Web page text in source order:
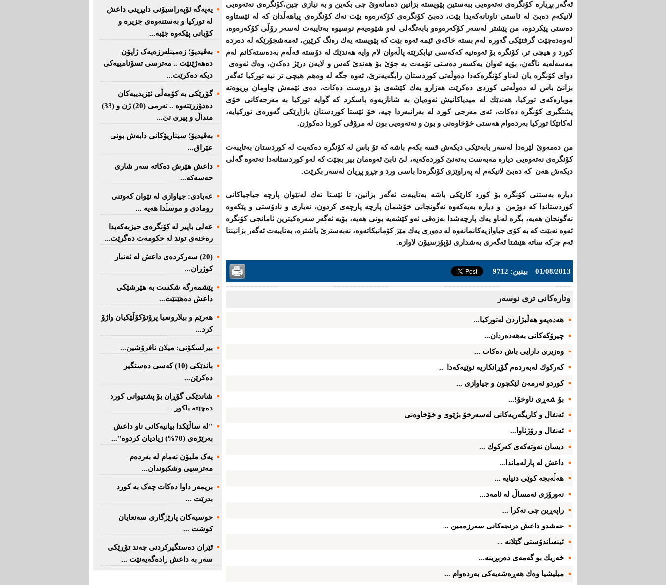
ئه‌گه‌ر بڕیاره‌ كۆنگره‌ی‌ نه‌ته‌وه‌یی‌ ببه‌ستین پێویسته‌ بزانین ده‌مانه‌وێ‌ چی‌ بكه‌ین و به‌ نیازی‌ چین،كۆنگره‌ی‌ نه‌ته‌وه‌یی‌
لانیكه‌م ده‌بێ‌ له‌ ئاستی‌ ناونانه‌كه‌یدا بێت، ده‌بێ‌ كۆنگره‌ی‌ كۆكه‌ره‌وه‌ بێت نه‌ك كۆنگره‌ی‌ پیاهه‌ڵدان كه‌ له‌ ئێستاوه‌
ده‌ستی‌ پێكردوه‌، من پێشتر له‌سه‌ر كۆكه‌ره‌وه‌و بابه‌تگه‌لی‌ له‌و شێوه‌یه‌م نوسیوه‌ به‌تایبه‌ت له‌سه‌ر رۆڵی‌ كۆكه‌ره‌وه‌،
له‌وه‌ده‌چێت گرفتێكی‌ گه‌وره‌ له‌م بسته‌ خاكه‌ی‌ ئێمه‌ ئه‌وه‌ بێت كه‌ پێویسته‌ یه‌ك ره‌نگ كرێین، ئه‌مه‌شجۆرێكه‌ له‌ ده‌رده‌
كورد و هیچی‌ تر، كۆنگره‌ بۆ ئه‌وه‌نیه‌ كه‌كه‌سی‌ تیابكرێته‌ پاڵه‌وان لام وایه‌ هه‌ندێك له‌ دۆسته‌ قه‌ڵه‌م به‌ده‌سته‌كانم له‌م
مه‌سه‌له‌یه‌ ناگه‌ن، بۆیه‌ ئه‌وان یه‌كسه‌ر ده‌ستی‌ تۆمه‌ت به‌ جۆێ‌ بۆ هه‌ندێ‌ كه‌س و لایه‌ن درێژ ده‌كه‌ن، وه‌ك ئه‌وه‌ی‌
دوای‌ كۆنگره‌ یان له‌ناو كۆنگره‌كه‌دا ده‌وڵه‌تی‌ كوردستان رابگه‌یه‌نرێ‌، ئه‌وه‌ جگه‌ له‌ وه‌هم هیچی‌ تر نیه‌ توركیا ئه‌گه‌ر
بزانێ‌ باس له‌ ده‌وڵه‌تی‌ كوردی‌ ده‌كرێت هه‌زارو یه‌ك كێشه‌ی‌ بۆ دروست ده‌كات، ده‌ی‌ ئێمه‌ش چاومان بڕیوه‌ته‌
موباره‌كه‌ی‌ توركیا، هه‌ندێك له‌ میدیاكانیش ئه‌وه‌یان به‌ شانازیه‌وه‌ باسكرد كه‌ گوایه‌ توركیا به‌ مه‌رجه‌كانی‌ خۆی‌
پشتگیری‌ كۆنگره‌ ده‌كات، ئه‌ی‌ مه‌رجی‌ كورد له‌ به‌رانبه‌ردا چیه‌، خۆ ئێستا كوردستان بازاڕێكی‌ گه‌وره‌ی‌ توركیایه‌،
له‌كاتێكا توركیا به‌رده‌وام هه‌ستی‌ خۆخاوه‌نی‌ و بون و نه‌ته‌وه‌یی‌ بون له‌ مرۆڤی‌ كوردا ده‌كوژن.
من ده‌مه‌وێ‌ لێره‌دا له‌سه‌ر بابه‌تێكی‌ دیكه‌ش قسه‌ بكه‌م باشه‌ كه‌ تۆ باس له‌ كۆنگره‌ ده‌كه‌یت له‌ كوردستان به‌تایبه‌ت
كۆنگره‌ی‌ نه‌ته‌وه‌یی‌ دیاره‌ مه‌به‌ست به‌ته‌نێ‌ كورده‌كه‌یه‌، لێ‌ نابێ‌ ئه‌وه‌مان بیر بچێت كه‌ له‌و كوردستانه‌دا نه‌ته‌وه‌ گه‌لی‌
دیكه‌ش هه‌ن كه‌ ده‌بێ‌ لانیكه‌م له‌ په‌راوێزی‌ كۆنگره‌دا باسی‌ ورد و چڕو پڕیان له‌سه‌ر بكرێت.
دیاره‌ به‌ستنی‌ كۆنگره‌ بۆ كورد كارێكی‌ باشه‌ به‌تایبه‌ت ئه‌گه‌ر بزانین، تا ئێستا نه‌ك له‌نێوان پارچه‌ جیاجیاكانی‌
كوردستاندا كه‌ دوژمن و دیاره‌ به‌یه‌كه‌وه‌ نه‌گونجانی‌ خۆشمان پارچه‌ پارچه‌ی‌ كردون، نه‌یاری‌ و نادۆستی‌ و پێكه‌وه‌
نه‌گونجان هه‌یه‌، بگره‌ له‌ناو یه‌ك پارچه‌شدا به‌زه‌قی‌ ئه‌و كێشه‌یه‌ بونی‌ هه‌یه‌، بۆیه‌ ئه‌گه‌ر سه‌ره‌كیترین ئامانجی‌ كۆنگره‌
ئه‌وه‌ نه‌بێت كه‌ به‌ كۆی‌ جیاوازیه‌كانمانه‌وه‌ له‌ ده‌وری‌ یه‌ك مێز كۆمانبكاته‌وه،‌ نه‌به‌سترێ‌ باشتره‌، به‌تایبه‌ت ئه‌گه‌ر بزانینتا
ئه‌م چركه‌ ساته‌ هێشتا ئه‌گه‌ری‌ به‌شداری‌ ئۆپۆزسیۆن لاوازه‌.
01/08/2013 بینین: 9712
وتاره‌کانی تری نوسه‌ر
هەدەپەو هه‌ڵبژاردن‌ لەتوركیا...
چیرۆكه‌كانی‌ به‌هه‌ده‌ردان...
وه‌زیری‌ دارایی‌ باش ده‌كات ...
كه‌ركوك له‌به‌رده‌م گۆڕانكاریه‌ نوێیه‌كه‌دا ...
كوردو ئه‌رمه‌ن لێكچون و جیاوازی ...
بۆ شه‌ڕی‌ ناوخۆ!...
ئه‌نفال و كاریگه‌ریه‌كانی‌ له‌سه‌رخۆ بژێوی‌ و خۆخاوه‌نی‌
ئه‌نفال و رۆژئاوا...
دیسان نه‌وته‌كه‌ی كه‌ركوك ...
داعش له‌ پارله‌ماندا...
هه‌ڵه‌بجه‌ كوێی دنیایه‌ ...
نه‌ورۆزی ئه‌مساڵ له‌ ئامه‌د...
راپه‌ڕین چی‌ نه‌كرا ...
حه‌شدو داعش درنجه‌كانی سه‌رزه‌مین ...
ئینساندۆستی گێلانه‌ ...
خه‌ریك بو گه‌مه‌ی ده‌ربڕینه‌...
میلیشیا وه‌ك هه‌ڕه‌شه‌یه‌كی به‌رده‌وام ...
یەپەگە ئۆپەراسیۆنی دابڕینی داعش
لە تورکیا و بەستنەوەی جزیرە و
کۆبانی پێکەوە جێبە...
بەڤیدیۆ؛ زەمینلەرزەیەک ژاپۆن
دەهەژێنێت .. مەترسی تسۆنامییەکی
دیکە دەکرێت...
گۆڕێکی بە کۆمەڵی ئێزیدییەکان
دەدۆزرێتەوە .. تەرمی (20) ژن و (33)
منداڵ و پیری تێ...
بەڤیدیۆ؛ سیناریۆکانی دابەش بونی
عێراق...
داعش هێرش دەکاتە سەر شاری
حەسەکە...
عه‌بادی: جیاوازی له‌ نێوان کەوتنی
رومادی و موسڵدا هه‌یه‌ ...
عەلی باپیر لە کۆنگرەی حیزبەکەیدا
رەخنەی توند لە حکومەت دەگرێت...
(20) سه‌ركرده‌ی داعش لە ئەنبار
کوژران...
پێشمەرگە شكست بە هێرشێكی
داعش دەهێنێت...
هەرێم و بیلاروسیا پرۆتۆکۆڵێکیان واژۆ
کرد...
بیرلسكۆنی: میلان نافرۆشین...
باندێکی (10) کەسى دەستگیر
دەکرێن...
شاندێکى گۆڕان بۆ پشتیوانی کورد
دەچێتە باکور ...
''لە ساڵێکدا بیانیه‌كانی ناو داعش
بەرێژەى (70%) زیادیان کردوە''...
یەک ملیۆن نەمام لە بەردەم
مەترسیی وشکبوندان...
بریمه‌ر داوا دەکات چەک بە کورد
بدرێت ...
حوسیەکان پارێزگارى سەنعایان
کوشت ...
ئێران دەستگیرکردنى چه‌ند تۆڕێكی‌
سه‌ر به‌ داعش رادەگەیەنێت ...